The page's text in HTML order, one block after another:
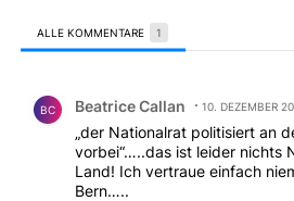
ALLE KOMMENTARE 1
BC Beatrice Callan 10. DEZEMBER
„der Nationalrat politisiert an
vorbei“…..das ist leider nichts
Land! Ich vertraue einfach
Bern…..